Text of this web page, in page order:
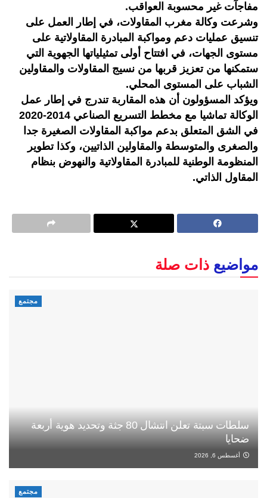
مفاجآت غير محسوبة العواقب.
وشرعت وكالة مغرب المقاولات، في إطار العمل على
تنسيق عمليات دعم ومواكبة المبادرة المقاولاتية على
مستوى الجهات، في افتتاح أولى تمثيلياتها الجهوية التي
ستمكنها من تعزيز قربها من نسيج المقاولات والمقاولين
الشباب على المستوى المحلي.
ويؤكد المسؤولون أن هذه المقاربة تندرج في إطار عمل
الوكالة تماشيا مع مخطط التسريع الصناعي 2014-2020
في الشق المتعلق بدعم مواكبة المقاولات الصغيرة جدا
والصغرى والمتوسطة والمقاولين الذاتيين، وكذا تطوير
المنظومة الوطنية للمبادرة المقاولاتية والنهوض بنظام
المقاول الذاتي.
مواضيع ذات صلة
مجتمع
سلطات سبتة تعلن انتشال 80 جثة وتحديد هوية أربعة
ضحايا
أغسطس 6, 2026
مجتمع